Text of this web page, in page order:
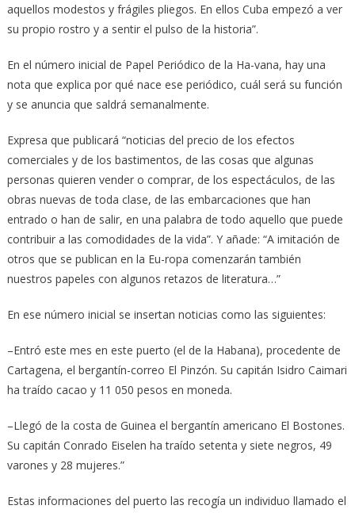
aquellos modestos y frágiles pliegos. En ellos Cuba empezó a ver
su propio rostro y a sentir el pulso de la historia”.
En el número inicial de Papel Periódico de la Ha-vana, hay una
nota que explica por qué nace ese periódico, cuál será su función
y se anuncia que saldrá semanalmente.
Expresa que publicará “noticias del precio de los efectos
comerciales y de los bastimentos, de las cosas que algunas
personas quieren vender o comprar, de los espectáculos, de las
obras nuevas de toda clase, de las embarcaciones que han
entrado o han de salir, en una palabra de todo aquello que puede
contribuir a las comodidades de la vida”. Y añade: “A imitación de
otros que se publican en la Eu-ropa comenzarán también
nuestros papeles con algunos retazos de literatura…”
En ese número inicial se insertan noticias como las siguientes:
–Entró este mes en este puerto (el de la Habana), procedente de
Cartagena, el bergantín-correo El Pinzón. Su capitán Isidro Caimari
ha traído cacao y 11 050 pesos en moneda.
–Llegó de la costa de Guinea el bergantín americano El Bostones.
Su capitán Conrado Eiselen ha traído setenta y siete negros, 49
varones y 28 mujeres.”
Estas informaciones del puerto las recogía un individuo llamado el